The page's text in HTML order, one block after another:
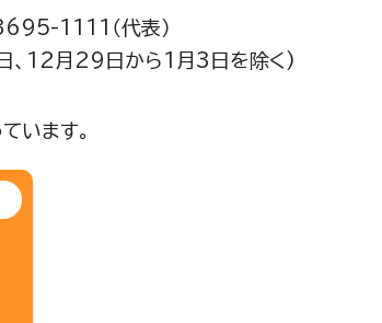
1111（代表）
、12月29日から1月3日を除く)
います。